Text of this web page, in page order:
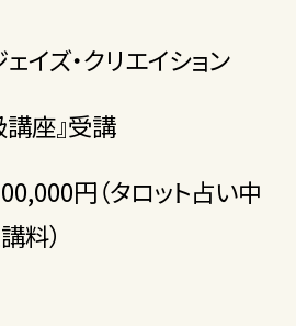
イズ・クリエイション
講座』受講
円（タロット占い中
料）